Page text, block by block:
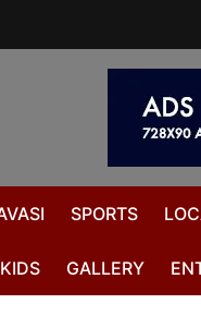
SPORTS
KIDS GALLERY